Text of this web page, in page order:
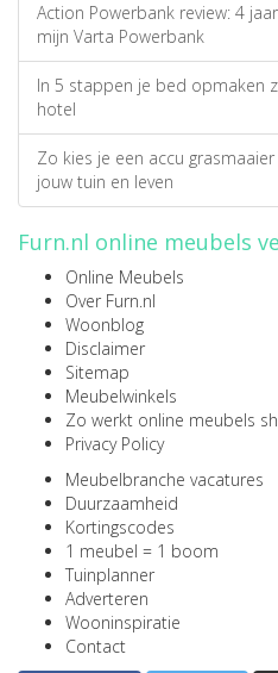
Action Powerbank review: 4
mijn Varta Powerbank
In 5 stappen je bed opmaken
hotel
Zo kies je een accu
jouw tuin en leven
Furn.nl online meubels
Online Meubels
Over Furn.nl
Woonblog
Disclaimer
Sitemap
Meubelwinkels
Zo werkt online meubels
Privacy Policy
Meubelbranche vacatures
Duurzaamheid
Kortingscodes
1 meubel = 1 boom
Tuinplanner
Adverteren
Wooninspiratie
Contact